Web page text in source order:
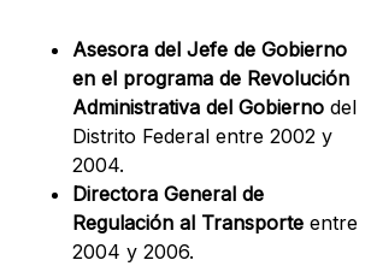
Asesora del Jefe de Gobierno
en el programa de Revolución
Administrativa del Gobierno del
Distrito Federal entre 2002 y
2004.
Directora General de
Regulación al Transporte entre
2004 y 2006.